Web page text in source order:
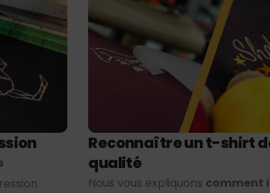
Reconnaître un t-shirt
qualité
Nous vous expliquons comment